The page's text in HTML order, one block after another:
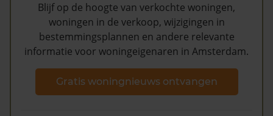
Blijf op de hoogte van verkochte woningen,
woningen in de verkoop, wijzigingen in
bestemmingsplannen en andere relevante
informatie voor woningeigenaren in Amsterdam.
Gratis woningnieuws ontvangen